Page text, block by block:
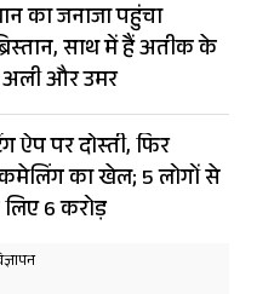
का जनाजा पहुंचा
साथ में हैं अतीक के
और उमर
ऐप पर दोस्ती, फिर
का खेल; 5 लोगों से
6 करोड़